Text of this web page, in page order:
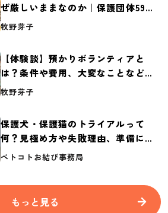
ぜ厳しいままなのか｜保護団体59団
体の実態調査【保護犬・保護猫白書
牧野芽子
【体験談】預かりボランティアと
は？条件や費用、大変なことなど紹
介
牧野芽子
保護犬・保護猫のトライアルって
何？見極め方や失敗理由、準備に必
要なものを紹介
ペトコトお結び事務局
もっと見る